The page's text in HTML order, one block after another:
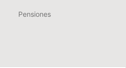
Pensiones